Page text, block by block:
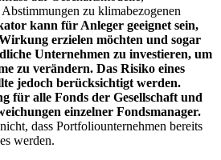
zu klimabezogenen
kann für Anleger geeignet sein,
erzielen möchten und sogar
Unternehmen zu investieren, um
zu verändern. Das Risiko eines
jedoch berücksichtigt werden.
für alle Fonds der Gesellschaft und
einzelner Fondsmanager.
dass Portfoliounternehmen bereits
werden.